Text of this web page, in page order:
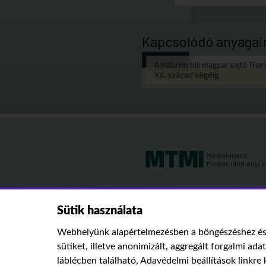
Kapcsolódó
KIADVÁNY
A határon túli magyar sajtó
XX. század végéig
Sütik használata
Webhelyünk alapértelmezésben a böngészéshez
sütiket, illetve anonimizált, aggregált forgalmi
láblécben található, Adavédelmi beállítások linkre
Médiatanács,
Médiatudományi